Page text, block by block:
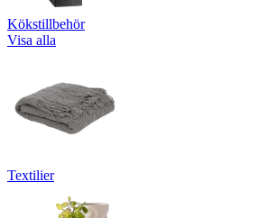
Kökstillbehör
Visa alla
Textilier